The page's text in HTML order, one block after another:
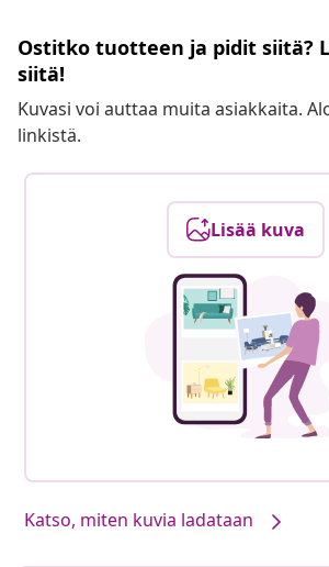
Ostitko tuotteen ja pidit siitä?
siitä!
Kuvasi voi auttaa muita asiakkaita.
linkistä.
Lisää kuva
Katso, miten kuvia ladataan